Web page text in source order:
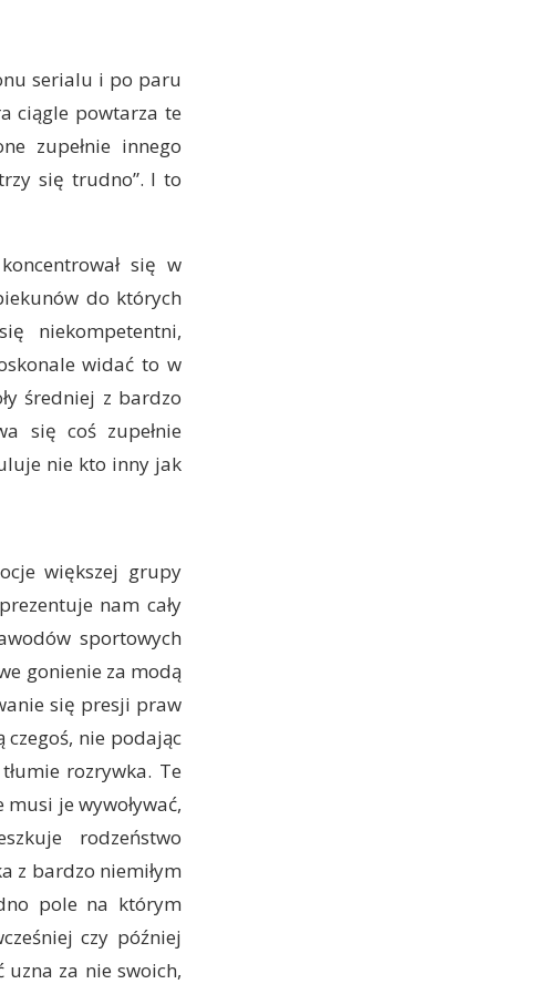
serialu i po paru
ciągle powtarza te
zupełnie innego
się trudno”. I to
się w
do których
niekompetentni,
widać to w
średniej z bardzo
się coś zupełnie
nie kto inny jak
większej grupy
nam cały
sportowych
gonienie za modą
się presji praw
nie podając
rozrywka. Te
je wywoływać,
rodzeństwo
z bardzo niemiłym
pole na którym
czy później
uzna za nie swoich,